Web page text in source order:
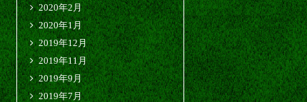
2020年2月
2020年1月
2019年12月
2019年11月
2019年9月
2019年7月